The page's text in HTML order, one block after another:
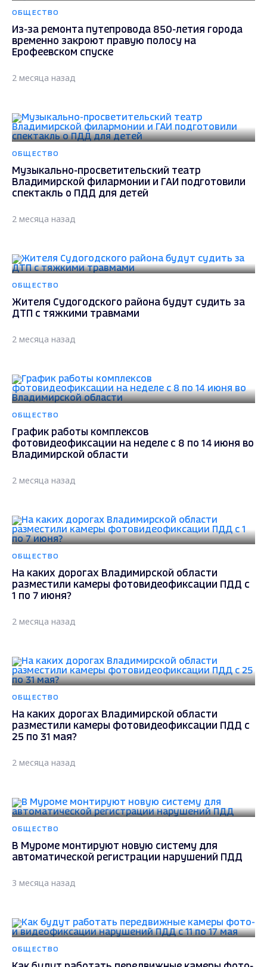
ОБЩЕСТВО
Из-за ремонта путепровода 850-летия города
временно закроют правую полосу на
Ерофеевском спуске
2 месяца назад
ОБЩЕСТВО
Музыкально-просветительский театр
Владимирской филармонии и ГАИ подготовили
спектакль о ПДД для детей
2 месяца назад
ОБЩЕСТВО
Жителя Судогодского района будут судить за
ДТП с тяжкими травмами
2 месяца назад
ОБЩЕСТВО
График работы комплексов
фотовидеофиксации на неделе с 8 по 14 июня во
Владимирской области
2 месяца назад
ОБЩЕСТВО
На каких дорогах Владимирской области
разместили камеры фотовидеофиксации ПДД с
1 по 7 июня?
2 месяца назад
ОБЩЕСТВО
На каких дорогах Владимирской области
разместили камеры фотовидеофиксации ПДД с
25 по 31 мая?
2 месяца назад
ОБЩЕСТВО
В Муроме монтируют новую систему для
автоматической регистрации нарушений ПДД
3 месяца назад
ОБЩЕСТВО